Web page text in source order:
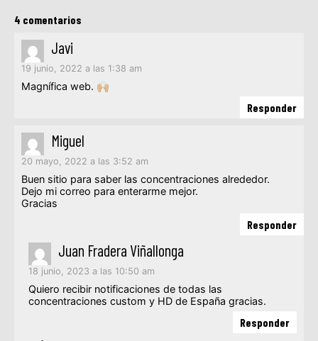
4 comentarios
Javi
19 junio, 2022 a las 1:38 am
Magnífica web. 🙌🏼
Responder
Miguel
20 mayo, 2022 a las 3:52 am
Buen sitio para saber las concentraciones alrededor.
Dejo mi correo para enterarme mejor.
Gracias
Responder
Juan Fradera Viñallonga
18 junio, 2023 a las 10:50 am
Quiero recibir notificaciones de todas las
concentraciones custom y HD de España gracias.
Responder